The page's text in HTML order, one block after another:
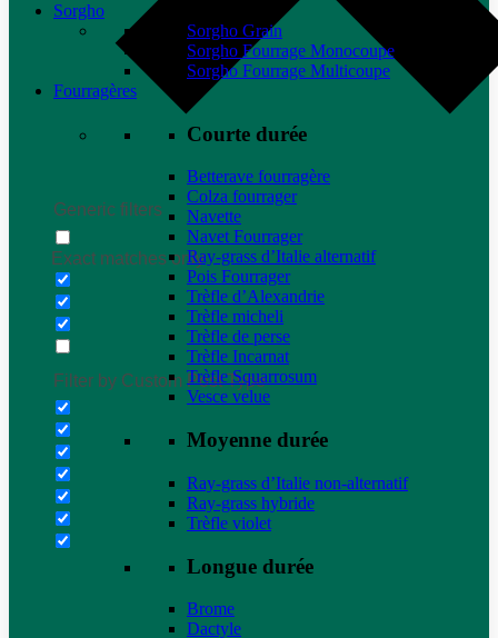
Generic filters
Exact matches only
Filter by Custom Post Type
Sorgho
Sorgho Grain
Sorgho Fourrage Monocoupe
Sorgho Fourrage Multicoupe
Fourragères
Courte durée
Betterave fourragère
Colza fourrager
Navette
Navet Fourrager
Ray-grass d’Italie alternatif
Pois Fourrager
Trèfle d’Alexandrie
Trèfle micheli
Trèfle de perse
Trèfle Incarnat
Trèfle Squarrosum
Vesce velue
Moyenne durée
Ray-grass d’Italie non-alternatif
Ray-grass hybride
Trèfle violet
Longue durée
Brome
Dactyle